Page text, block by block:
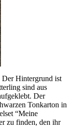
Der Hintergrund ist
sind aus
Der
Tonkarton in
“Meine
zu finden, den ihr